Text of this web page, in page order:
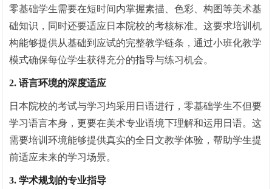
零基础学生需要在短时间内掌握素描、色彩、构图等美术基
础知识，同时还要适应日本院校的考核标准。这要求培训机
构能够提供从基础到应试的完整教学链条，通过小班化教学
模式确保每位学生获得充分的指导与练习机会。
2. 语言环境的深度适应
日本院校的考试与学习均采用日语进行，零基础学生不但要
学习语言本身，更要在美术专业语境下理解和运用日语。这
需要培训环境能够提供真实的全日文教学体验，帮助学生提
前适应未来的学习场景。
3. 学术规划的专业指导